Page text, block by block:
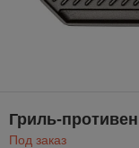
Гриль-
Под заказ